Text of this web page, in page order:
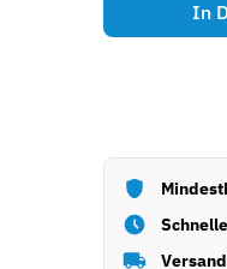
U
Kefalotyri
In